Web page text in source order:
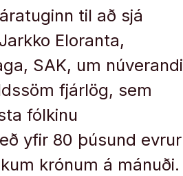
til að sjá
Eloranta,
SAK, um núverandi
fjárlög, sem
fólkinu
yfir 80 þúsund evrur
krónum á mánuði.